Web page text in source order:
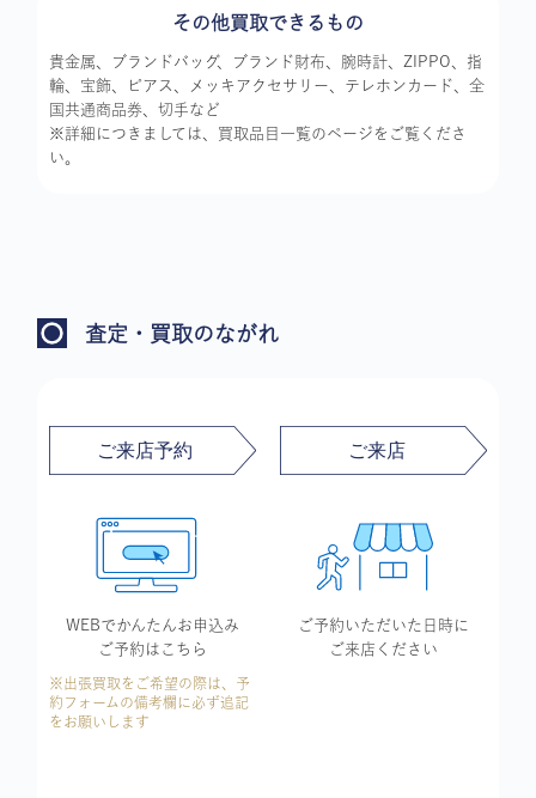
その他買取できるもの
貴金属、ブランドバッグ、ブランド財布、腕時計、ZIPPO、指
輪、宝飾、ピアス、メッキアクセサリー、テレホンカード、全
国共通商品券、切手など
※詳細につきましては、買取品目一覧のページをご覧くださ
い。
査定・買取のながれ
WEBでかんたんお申込み
ご予約はこちら
※出張買取をご希望の際は、予
約フォームの備考欄に必ず追記
をお願いします
ご予約いただいた 日時に
ご来店ください